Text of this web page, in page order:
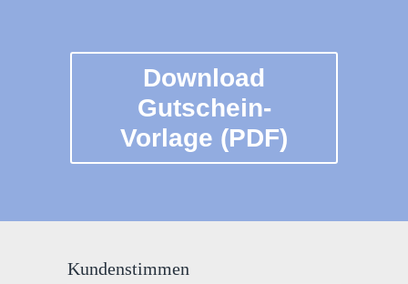
Download
Gutschein-
Vorlage (PDF)
Kundenstimmen